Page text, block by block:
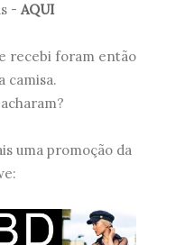
- AQUI
recebi foram então
camisa.
uma promoção da